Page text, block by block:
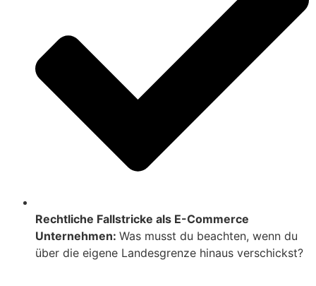
Rechtliche Fallstricke als E-Commerce
Unternehmen: Was musst du beachten, wenn du
über die eigene Landesgrenze hinaus verschickst?